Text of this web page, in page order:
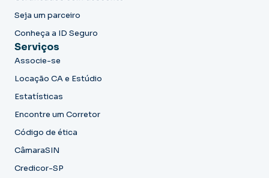
Seja um parceiro
Conheça a ID Seguro
Serviços
Associe-se
Locação CA e Estúdio
Estatísticas
Encontre um Corretor
Código de ética
CâmaraSIN
Credicor-SP